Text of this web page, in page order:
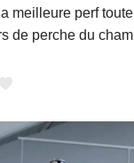
meilleure perf
de perche du